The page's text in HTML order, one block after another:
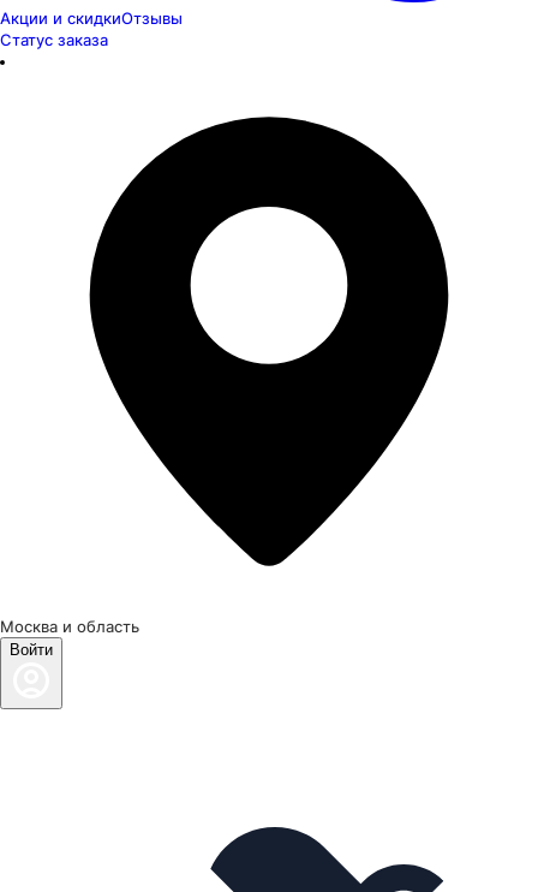
Акции и скидкиОтзывы
Статус заказа
Москва и область
Войти